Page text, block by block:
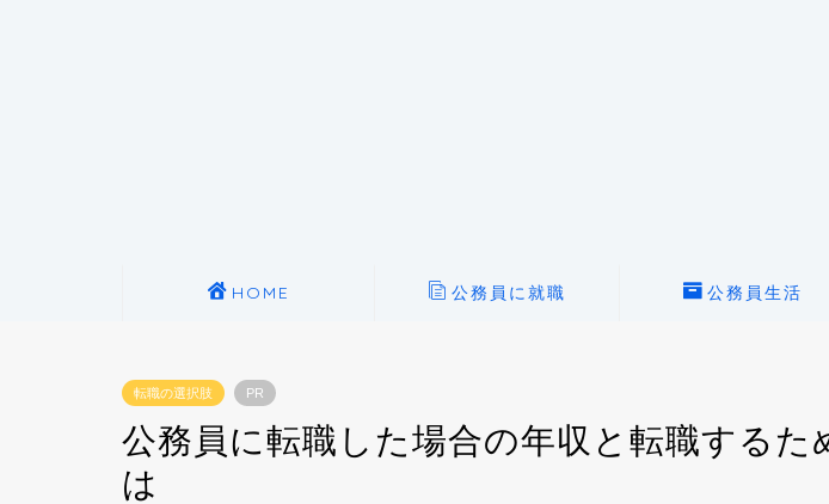
HOME 公務員に就職 公務員生活
転職の選択肢 PR
公務員に転職した場合の年収と転職するた
は